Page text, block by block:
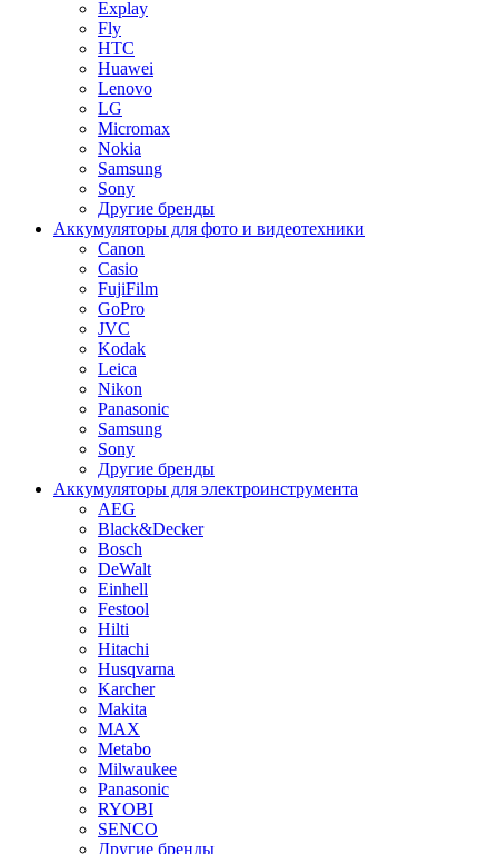
Explay
Fly
HTC
Huawei
Lenovo
LG
Micromax
Nokia
Samsung
Sony
Другие бренды
Аккумуляторы для фото и видеотехники
Canon
Casio
FujiFilm
GoPro
JVC
Kodak
Leica
Nikon
Panasonic
Samsung
Sony
Другие бренды
Аккумуляторы для электроинструмента
AEG
Black&Decker
Bosch
DeWalt
Einhell
Festool
Hilti
Hitachi
Husqvarna
Karcher
Makita
MAX
Metabo
Milwaukee
Panasonic
RYOBI
SENCO
Другие бренды